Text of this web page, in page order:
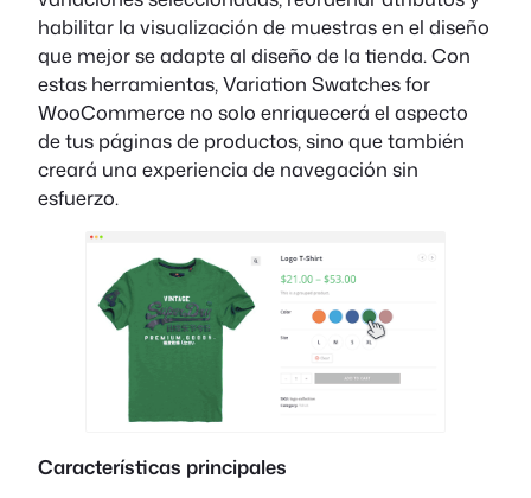
habilitar la visualización de muestras en el diseño
que mejor se adapte al diseño de la tienda. Con
estas herramientas, Variation Swatches for
WooCommerce no solo enriquecerá el aspecto
de tus páginas de productos, sino que también
creará una experiencia de navegación sin
esfuerzo.
Características principales